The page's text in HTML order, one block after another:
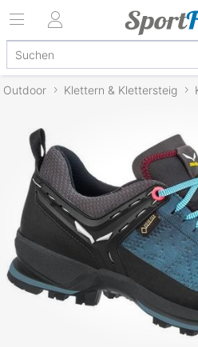
Outdoor Klettern & Klettersteig